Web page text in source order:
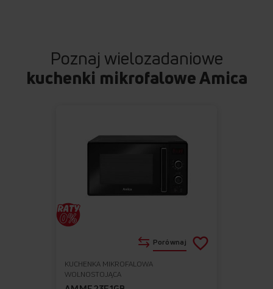
Poznaj wielozadaniowe
kuchenki mikrofalowe Amica
KUCHENKA MIKROFALOWA
WOLNOSTOJĄCA
Porównaj